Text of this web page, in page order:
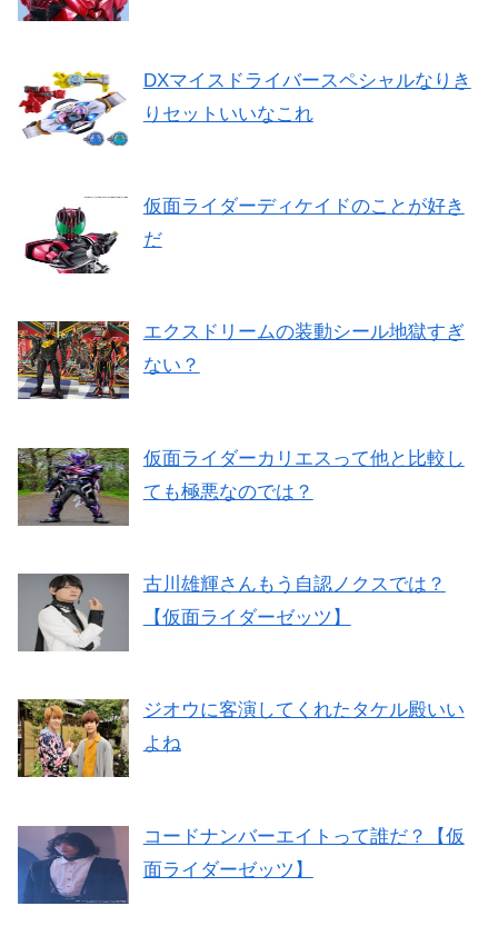
DXマイスドライバースペシャルなりき
りセットいいなこれ
仮面ライダーディケイドのことが好き
だ
エクスドリームの装動シール地獄すぎ
ない？
仮面ライダーカリエスって他と比較し
ても極悪なのでは？
古川雄輝さんもう自認ノクスでは？
【仮面ライダーゼッツ】
ジオウに客演してくれたタケル殿いい
よね
コードナンバーエイトって誰だ？【仮
面ライダーゼッツ】